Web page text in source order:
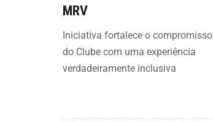
MRV
Iniciativa fortalece o compromisso
do Clube com uma experiência
verdadeiramente inclusiva